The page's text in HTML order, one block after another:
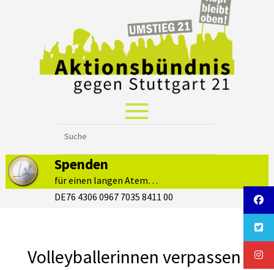
Spenden
für einen langen Atem…
DE76 4306 0967 7035 8411 00
Volleyballerinnen verpassen